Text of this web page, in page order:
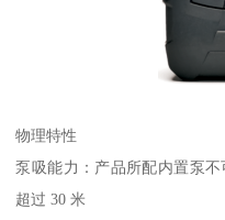
物理特性
泵吸能力：产品所配内置泵
超过 30 米